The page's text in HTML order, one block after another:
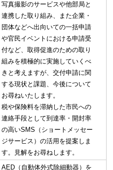
写真撮影のサービスや他部局と
連携した取り組み、また企業・
団体などへ出向いての一括申請
や官民イベントにおける申請受
付など、取得促進のための取り
組みを積極的に実施していくべ
きと考えますが、交付申請に関
する現状と課題、今後について
お尋ねいたします。
税や保険料を滞納した市民への
連絡手段として到達率・開封率
の高いSMS（ショートメッセー
ジサービス）の活用を提案しま
す。見解をお尋ねします。
AED（自動体外式除細動器）を